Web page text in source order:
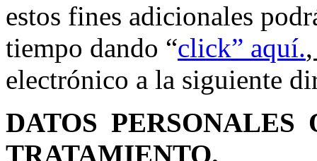
estos fines adicionales
tiempo dando “click” aquí.
electrónico a la siguiente
DATOS
TRATAMIENTO.